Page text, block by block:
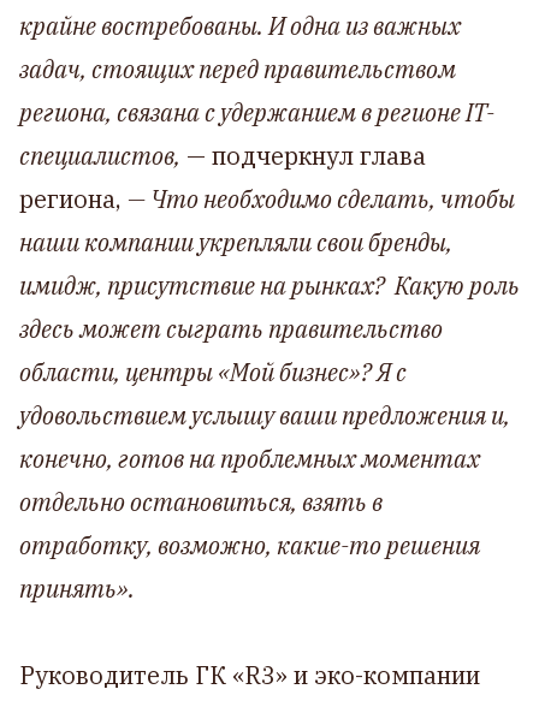
крайне востребованы. И одна из важных
задач, стоящих перед правительством
региона, связана с удержанием в регионе IT-
cпециалистов, — подчеркнул глава
региона, — Что необходимо сделать, чтобы
наши компании укрепляли свои бренды,
имидж, присутствие на рынках? Какую роль
здесь может сыграть правительство
области, центры «Мой бизнес»? Я с
удовольствием услышу ваши предложения и,
конечно, готов на проблемных моментах
отдельно остановиться, взять в
отработку, возможно, какие-то решения
принять».
Руководитель ГК «R3» и эко-компании